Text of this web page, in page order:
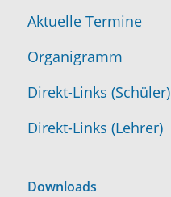
Aktuelle Termine
Organigramm
Direkt-Links (Schüler)
Direkt-Links (Lehrer)
Downloads